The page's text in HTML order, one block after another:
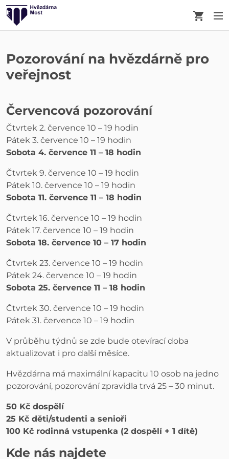
Košík
Pozorování na hvězdárně pro
veřejnost
Červencová pozorování
Čtvrtek 2. července 10 – 19 hodin
Pátek 3. července 10 – 19 hodin
Sobota 4. července 11 – 18 hodin
Čtvrtek 9. července 10 – 19 hodin
Pátek 10. července 10 – 19 hodin
Sobota 11. července 11 – 18 hodin
Čtvrtek 16. července 10 – 19 hodin
Pátek 17. července 10 – 19 hodin
Sobota 18. července 10 – 17 hodin
Čtvrtek 23. července 10 – 19 hodin
Pátek 24. července 10 – 19 hodin
Sobota 25. července 11 – 18 hodin
Čtvrtek 30. července 10 – 19 hodin
Pátek 31. července 10 – 19 hodin
V průběhu týdnů se zde bude otevírací doba
aktualizovat i pro další měsíce.
Hvězdárna má maximální kapacitu 10 osob na jedno
pozorování, pozorování zpravidla trvá 25 – 30 minut.
50 Kč dospělí
25 Kč děti/studenti a senioři
100 Kč rodinná vstupenka (2 dospělí + 1 dítě)
Kde nás najdete